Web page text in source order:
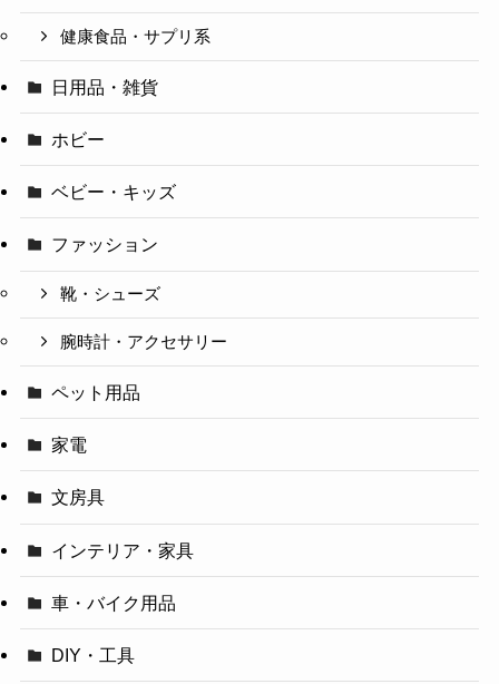
健康食品・サプリ系
日用品・雑貨
ホビー
ベビー・キッズ
ファッション
靴・シューズ
腕時計・アクセサリー
ペット用品
家電
文房具
インテリア・家具
車・バイク用品
DIY・工具